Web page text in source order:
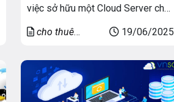
việc sở hữu một Cloud Server chất
cầu thiết yếu của nhiều doanh
chúng tôi tự hào cung cấp dịch vụ
cho thuê Cloud Server và thuê […]
cho thuê
19/06/2025